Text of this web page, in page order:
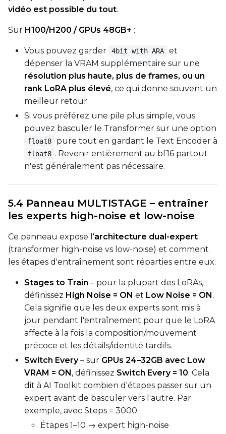
vidéo est possible du tout.
Sur H100/H200 / GPUs 48GB+ :
Vous pouvez garder 4bit with ARA
et
dépenser la VRAM supplémentaire sur une
résolution plus haute, plus de frames, ou un
rank LoRA plus élevé, ce qui donne souvent un
meilleur retour.
Si vous préférez une pile plus simple, vous
pouvez basculer le Transformer sur une option
float8 pure tout en gardant le Text Encoder à
float8 . Revenir entièrement au bf16 partout
n'est généralement pas nécessaire.
5.4 Panneau MULTISTAGE – entraîner
les experts high-noise et low-noise
Ce panneau expose l'architecture dual-expert
(transformer high-noise vs low-noise) et comment
les étapes d'entraînement sont réparties entre eux.
Stages to Train – pour la plupart des LoRAs,
définissez High Noise = ON et Low Noise = ON.
Cela signifie que les deux experts sont mis à
jour pendant l'entraînement pour que le LoRA
affecte à la fois la composition/mouvement
précoce et les détails/identité tardifs.
Switch Every– sur GPUs 24–32GB avec Low
VRAM = ON, définissez Switch Every = 10. Cela
dit à AI Toolkit combien d'étapes passer sur un
expert avant de basculer vers l'autre. Par
exemple, avec Steps = 3000 :
Étapes 1–10 → expert high-noise